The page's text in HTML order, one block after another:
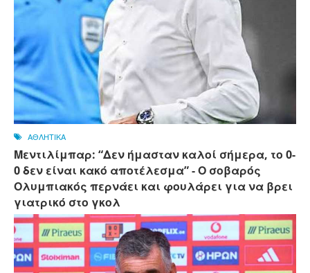
ΑΘΛΗΤΙΚΑ
Μεντιλίμπαρ: “Δεν ήμασταν καλοί σήμερα, το 0-
0 δεν είναι κακό αποτέλεσμα” - Ο σοβαρός
Ολυμπιακός περνάει και φουλάρει για να βρει
γιατρικό στο γκολ